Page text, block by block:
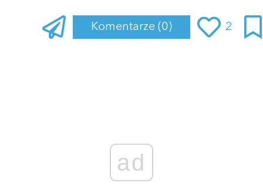
Komentarze (0) 2
ad